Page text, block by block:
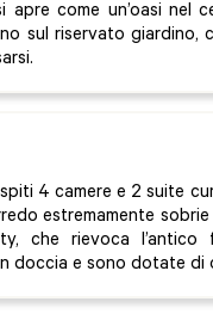
come un’oasi nel
sul riservato giardino,
4 camere e 2 suite
estremamente
che rievoca
doccia e sono dotate di